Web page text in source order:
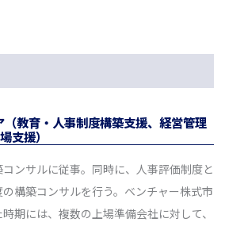
教育・人事制度構築支援、経営管理
支援）
ンサルに従事。同時に、人事評価制度と
構築コンサルを行う。ベンチャー株式市
期には、複数の上場準備会社に対して、